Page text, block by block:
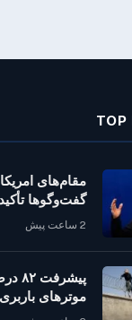
TOP
مقام‌های
گفت‌وگوها
2 ساعت پیش
موترهای